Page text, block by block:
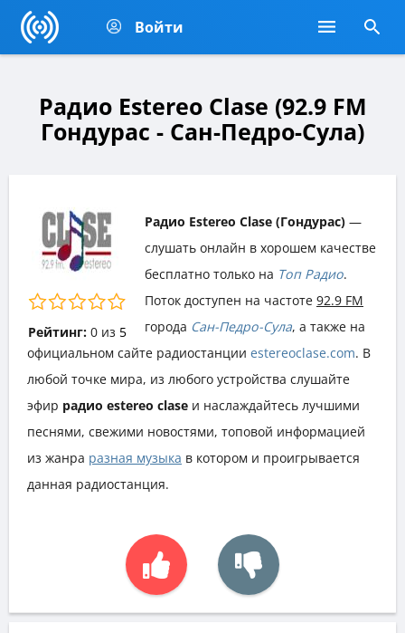
Войти
Радио Estereo Clase (92.9 FM
Гондурас - Сан-Педро-Сула)
Рейтинг: 0из 5
Радио Estereo Clase (Гондурас) —
слушать онлайн в хорошем качестве
бесплатно только на Топ Радио.
Поток доступен на частоте 92.9 FM
города Сан-Педро-Сула, а также на
официальном сайте радиостанции estereoclase.com. В
любой точке мира, из любого устройства слушайте
эфир радио estereo clase и наслаждайтесь лучшими
песнями, свежими новостями, топовой информацией
из жанра разная музыка в котором и проигрывается
данная радиостанция.